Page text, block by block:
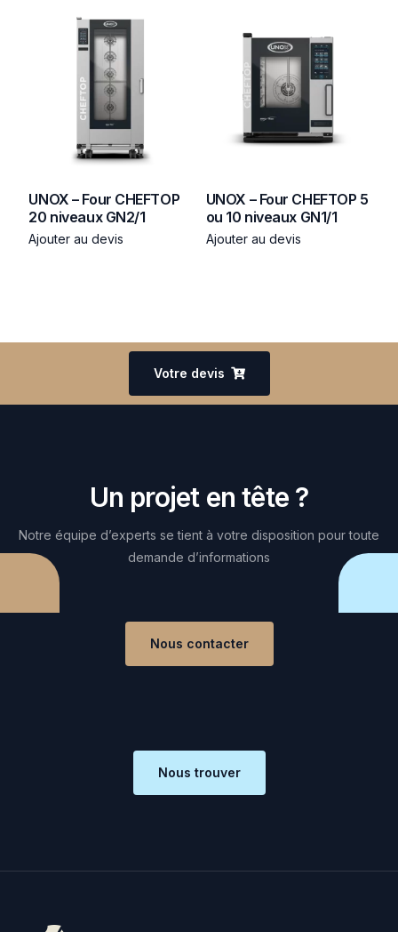
UNOX – Four CHEFTOP
20 niveaux GN2/1
Ajouter au devis
UNOX – Four CHEFTOP 5
ou 10 niveaux GN1/1
Ajouter au devis
Votre devis
Un projet en tête ?
Notre équipe d’experts se tient à votre disposition pour toute
demande d’informations
Nous contacter
Nous trouver